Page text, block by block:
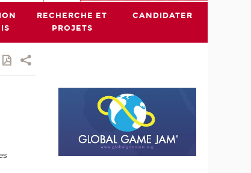
RECHERCHE ET
PROJETS
CANDIDATER